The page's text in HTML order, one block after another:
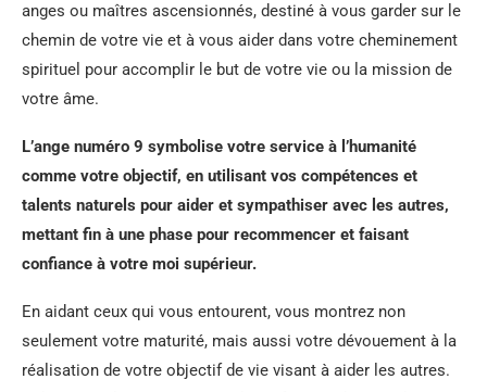
anges ou maîtres ascensionnés, destiné à vous garder sur le
chemin de votre vie et à vous aider dans votre cheminement
spirituel pour accomplir le but de votre vie ou la mission de
votre âme.
L’ange numéro 9 symbolise votre service à l’humanité
comme votre objectif, en utilisant vos compétences et
talents naturels pour aider et sympathiser avec les autres,
mettant fin à une phase pour recommencer et faisant
confiance à votre moi supérieur.
En aidant ceux qui vous entourent, vous montrez non
seulement votre maturité, mais aussi votre dévouement à la
réalisation de votre objectif de vie visant à aider les autres.